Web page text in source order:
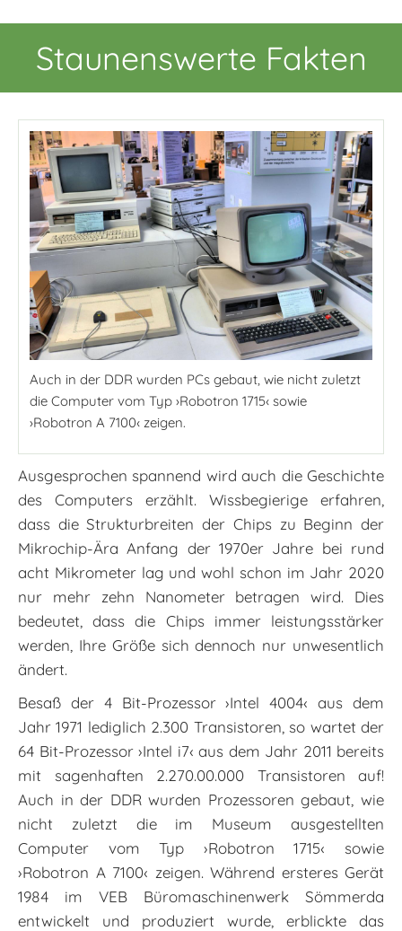
Staunenswerte Fakten
Auch in der DDR wurden PCs gebaut, wie nicht zuletzt
die Computer vom Typ ›Robotron 1715‹ sowie
›Robotron A 7100‹ zeigen.
Ausgesprochen spannend wird auch die Geschichte
des Computers erzählt. Wissbegierige erfahren,
dass die Strukturbreiten der Chips zu Beginn der
Mikrochip-Ära Anfang der 1970er Jahre bei rund
acht Mikrometer lag und wohl schon im Jahr 2020
nur mehr zehn Nanometer betragen wird. Dies
bedeutet, dass die Chips immer leistungsstärker
werden, Ihre Größe sich dennoch nur unwesentlich
ändert.
Besaß der 4 Bit-Prozessor ›Intel 4004‹ aus dem
Jahr 1971 lediglich 2.300 Transistoren, so wartet der
64 Bit-Prozessor ›Intel i7‹ aus dem Jahr 2011 bereits
mit sagenhaften 2.270.00.000 Transistoren auf!
Auch in der DDR wurden Prozessoren gebaut, wie
nicht zuletzt die im Museum ausgestellten
Computer vom Typ ›Robotron 1715‹ sowie
›Robotron A 7100‹ zeigen. Während ersteres Gerät
1984 im VEB Büromaschinenwerk Sömmerda
entwickelt und produziert wurde, erblickte das